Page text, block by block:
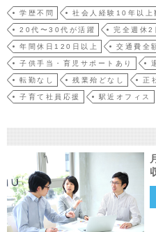
お薬に関する資材などが対象となります
ィス等の業界ガイドラインや関連法規に
ビューフォーム／…
学歴不問 社会人経験10年以上
20代〜30代が活躍 完全週休2
年間休日120日以上 交通費全
子供手当・育児サポートあり
転勤なし 残業殆どなし 正
子育て社員応援 駅近オフィス